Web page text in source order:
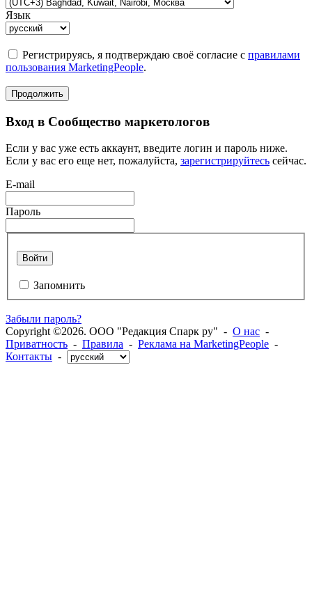
Язык
Регистрируясь, я подтверждаю своё согласие с правилами
пользования MarketingPeople.
Продолжить
Вход в Сообщество маркетологов
Если у вас уже есть аккаунт, введите логин и пароль ниже.
Если у вас его еще нет, пожалуйста, зарегистрируйтесь сейчас.
E-mail
Пароль
Войти
Запомнить
Забыли пароль?
Copyright ©2026. ООО "Редакция Спарк ру" - О нас -
Приватность - Правила - Реклама на MarketingPeople -
Контакты -